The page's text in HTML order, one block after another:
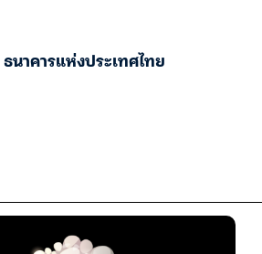
ธนาคารแห่งประเทศไทย